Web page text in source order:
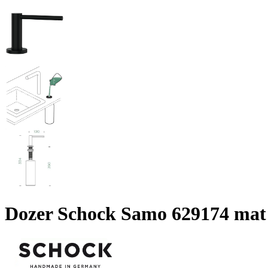
Dozer Schock Samo 629174